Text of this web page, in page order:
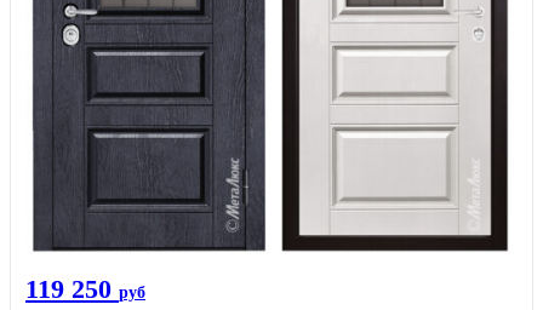
119 250 руб